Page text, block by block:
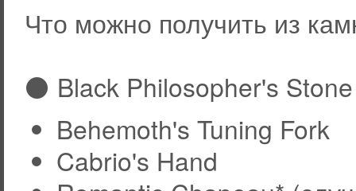
Что можно получить из
⚫ Black Philosopher's Stone
Behemoth's Tuning Fork
Cabrio's Hand